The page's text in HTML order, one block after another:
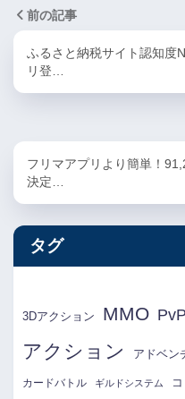
前の記事
ふるさと納税サイト認知
リ登…
フリマアプリより簡単！
決定…
タグ
3Dアクション MMO PvP
アクション アドベン
カードバトル ギルドシステム